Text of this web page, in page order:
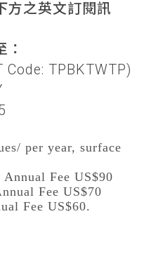
方之英文訂閱訊
TPBKTWTP)
per year, surface
Fee US$90
Fee US$70
Fee US$60.